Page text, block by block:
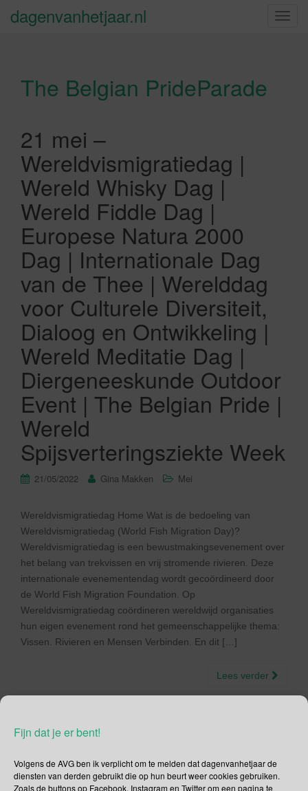
Fijn dat je er bent!
Volgens de AVG ben ik verplicht om te melden dat dagenvanhetjaar de
diensten van derden gebruikt die op hun beurt weer cookies gebruiken.
Zoals de buttons op Facebook, Instagram en Twitter om een pagina te
S
dagenvanhetjaar.nl
The Belgian PrideParade
21 mei –
Wereldvismigratiedag |
Wereld Whisky Dag |
Wereld Fiddle Dag |
Europese Natura 2000
Dag | Internationale Dag
van de Thee | Werelddag
voor Culturele Diversiteit,
Dialoog en Ontwikkeling |
Wereld Meditatie Dag |
Diergeneeskunde Outdoor
Event | The Belgian Pride |
Wereld
Spijsverteringsziekte Week
21/05/2022 Gina Makken Mei
Wereldvismigratiedag Home Wat is de bedoeling van
Wereldvismigratiedag (World Fish Migration Day)?
Wereldvismigratiedag is een bewustmakingsevenement over
het belang van trekvissen en vrij stromende rivieren. Deze
internationale evenementendag wordt gecoördineerd door
de World Fish Migration Foundation. Op
Wereldvismigratiedag coördineren wereldwijd organisaties
hun eigen evenement rond het gemeenschappelijke thema:
Vissen. Rivieren en Mensen Verbinden. En dit […]
Lees verder
16 mei – The Belgian